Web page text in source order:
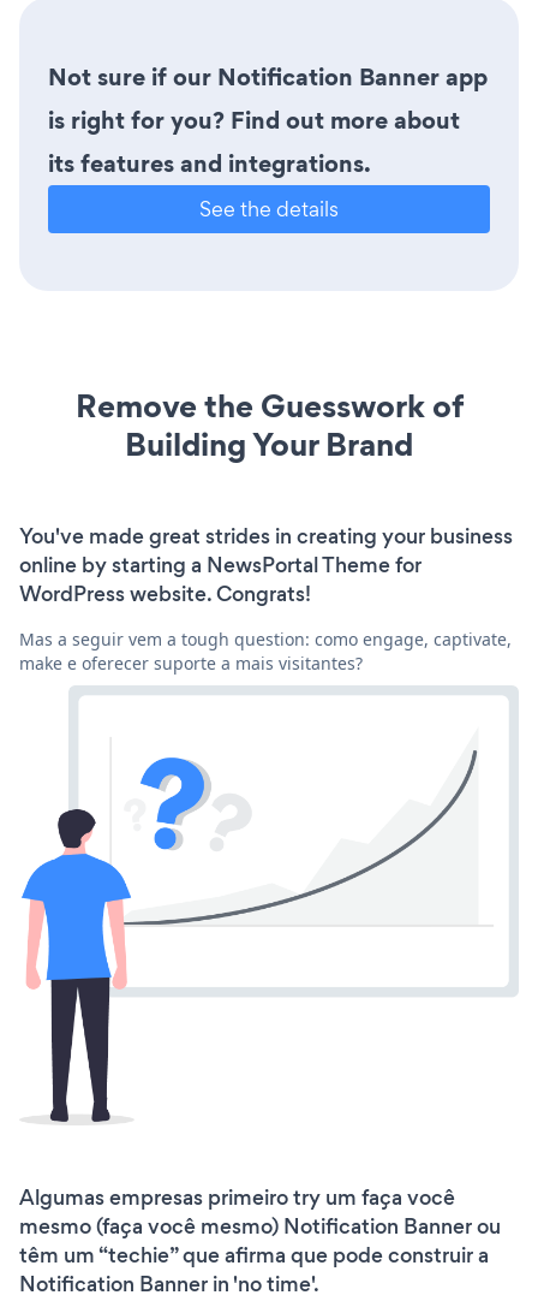
Not sure if our Notification Banner app
is right for you? Find out more about
its features and integrations.
See the details
Remove the Guesswork of
Building Your Brand
You've made great strides in creating your business
online by starting a NewsPortal Theme for
WordPress website. Congrats!
Mas a seguir vem a tough question: como engage, captivate,
make e oferecer suporte a mais visitantes?
Algumas empresas primeiro try um faça você
mesmo (faça você mesmo) Notification Banner ou
têm um “techie” que afirma que pode construir a
Notification Banner in 'no time'.